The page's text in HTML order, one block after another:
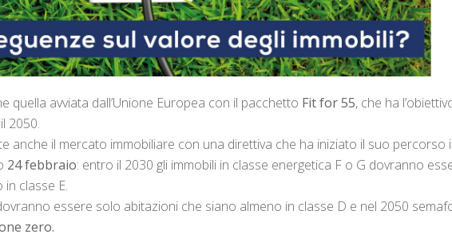
quella avviata dall’Unione Europea con il pacchetto Fit for 55, che ha
2050.
anche il mercato immobiliare con una direttiva che ha iniziato il suo percorso
24 febbraio: entro il 2030 gli immobili in classe energetica F o G dovranno
classe E.
essere solo abitazioni che siano almeno in classe D e nel 2050
zero.